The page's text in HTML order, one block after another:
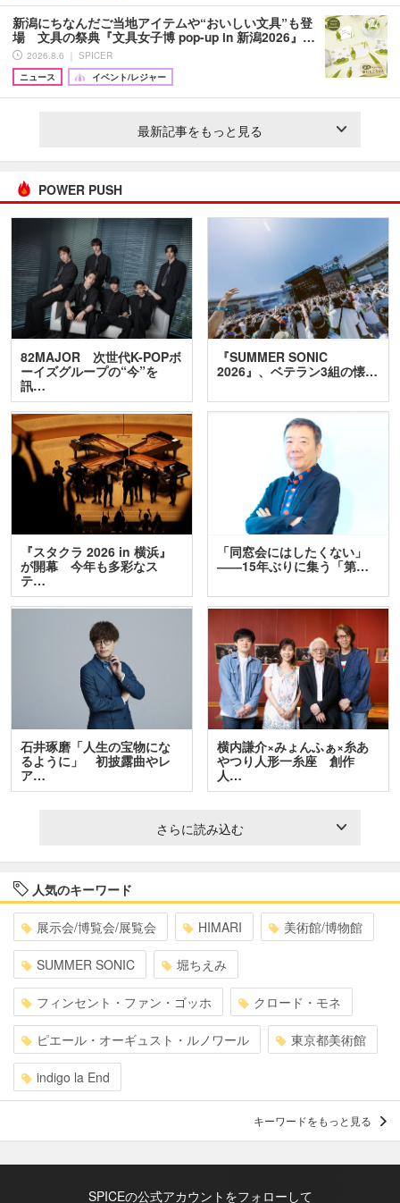
新潟にちなんだご当地アイテムや“おいしい文具”も登
場 文具の祭典『文具女子博 pop-up in 新潟2026』…
2026.8.6 ｜ SPICER
ニュース
イベント/レジャー
最新記事をもっと見る
POWER PUSH
82MAJOR 次世代K-POPボ
ーイズグループの“今”を
訊…
『SUMMER SONIC
2026』、ベテラン3組の懐…
『スタクラ 2026 in 横浜』
が開幕 今年も多彩なス
テ…
「同窓会にはしたくない」
――15年ぶりに集う「第…
石井琢磨「人生の宝物にな
るように」 初披露曲やレ
ア…
横内謙介×みょんふぁ×糸あ
やつり人形一糸座 創作
人…
さらに読み込む
人気のキーワード
展示会/博覧会/展覧会 HIMARI 美術館/博物館
SUMMER SONIC 堀ちえみ
フィンセント・ファン・ゴッホ クロード・モネ
ピエール・オーギュスト・ルノワール 東京都美術館
indigo la End
キーワードをもっと見る
SPICEの公式アカウントをフォローして